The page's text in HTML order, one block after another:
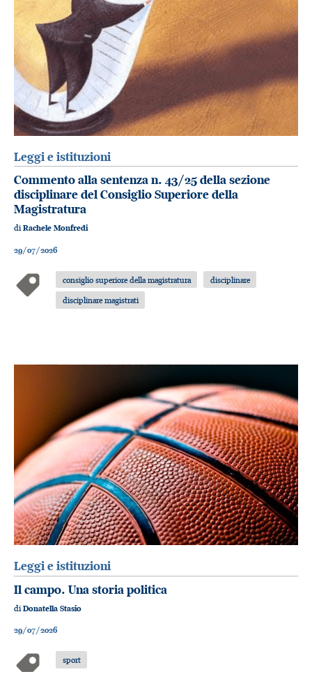
Leggi e istituzioni
Commento alla sentenza n. 43/25 della sezione
disciplinare del Consiglio Superiore della
Magistratura
diRachele Monfredi
29/07/2026
consiglio superiore della magistratura
disciplinare
disciplinare magistrati
Leggi e istituzioni
Il campo. Una storia politica
diDonatella Stasio
29/07/2026
sport